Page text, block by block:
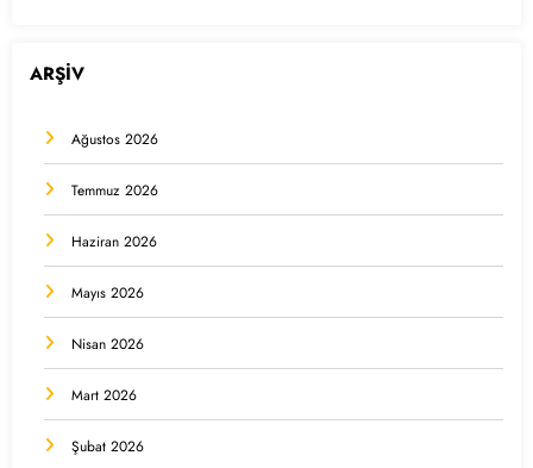
ARŞİV
Ağustos 2026
Temmuz 2026
Haziran 2026
Mayıs 2026
Nisan 2026
Mart 2026
Şubat 2026